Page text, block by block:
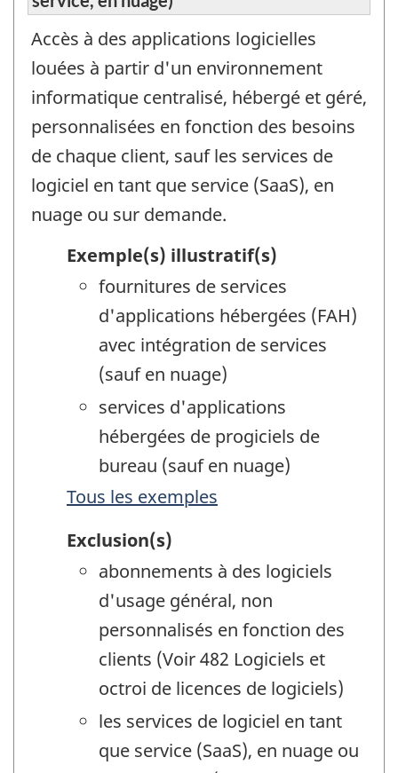
Accès à des applications logicielles
louées à partir d'un environnement
informatique centralisé, hébergé et géré,
personnalisées en fonction des besoins
de chaque client, sauf les services de
logiciel en tant que service (SaaS), en
nuage ou sur demande.
Exemple(s) illustratif(s)
fournitures de services
d'applications hébergées (FAH)
avec intégration de services
(sauf en nuage)
services d'applications
hébergées de progiciels de
bureau (sauf en nuage)
Tous les exemples
Exclusion(s)
abonnements à des logiciels
d'usage général, non
personnalisés en fonction des
clients (Voir 482 Logiciels et
octroi de licences de logiciels)
les services de logiciel en tant
que service (SaaS), en nuage ou